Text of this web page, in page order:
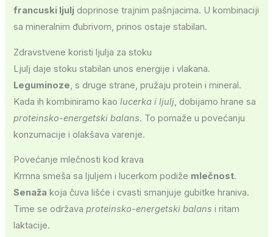
francuski ljulj doprinose trajnim pašnjacima. U kombinaciji
sa mineralnim đubrivom, prinos ostaje stabilan.
Zdravstvene koristi ljulja za stoku
Ljulj daje stoku stabilan unos energije i vlakana.
Leguminoze , s druge strane, pružaju protein i mineral.
Kada ih kombiniramo kaolucerka i ljulj , dobijamo hrane sa
proteinsko-energetski balans. To pomaže u povećanju
konzumacije i olakšava varenje.
Povećanje mlečnosti kod krava
Krmna smeša sa ljuljem i lucerkom podiže mlečnost.
Senaža koja čuva lišće i cvasti smanjuje gubitke hraniva.
Time se održavaproteinsko-energetski balans i ritam
laktacije.